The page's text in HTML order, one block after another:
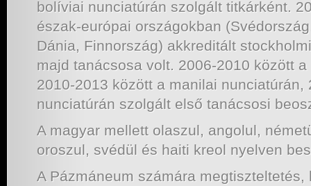
bolíviai nunciatúrán szolgált titkárként.
észak-európai országokban
Dánia, Finnország) akkreditált
majd tanácsosa volt. 2006-2010 között
2010-2013 között a manilai nunciatúrán,
nunciatúrán szolgált első tanácsosi
A magyar mellett olaszul, angolul,
oroszul, svédül és haiti kreol nyelven
A Pázmáneum számára megtiszteltetés,